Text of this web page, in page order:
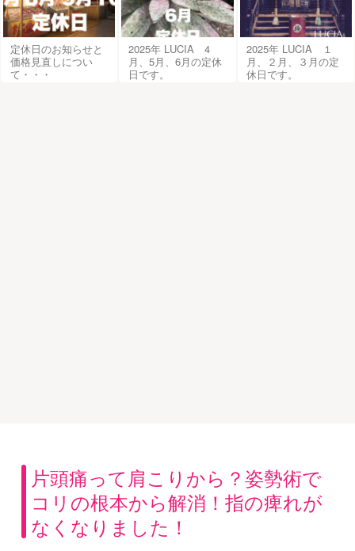
定休日のお知らせと
価格見直しについ
て・・・
2025年 LUCIA 4
月、5月、6月の定休
日です。
2025年 LUCIA １
月、２月、３月の定
休日です。
片頭痛って肩こりから？姿勢術で
コリの根本から解消！指の痺れが
なくなりました！